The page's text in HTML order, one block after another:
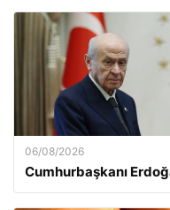
06/08/2026
Cumhurbaşkanı